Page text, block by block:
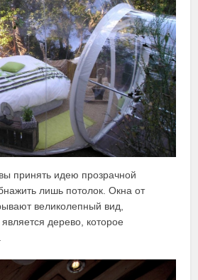
принять идею прозрачной
лишь потолок. Окна от
великолепный вид,
дерево, которое